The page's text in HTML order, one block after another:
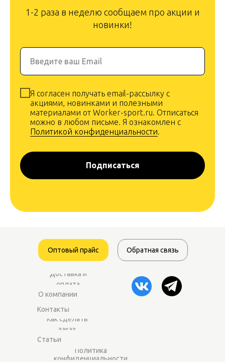
1-2 раза в неделю сообщаем про акции и
новинки!
Введите ваш Email
Я согласен получать email-рассылку с
акциями, новинками и полезными
материалами от Worker-sport.ru. Отписаться
можно в любом письме. Я ознакомлен с
Политикой конфиденциальности
Подписаться
Контакты
О компании
Доставка и
оплата
Оптовый прайс Обратная связь
Статьи
Как сделать
заказ
Политика
конфиденциальности